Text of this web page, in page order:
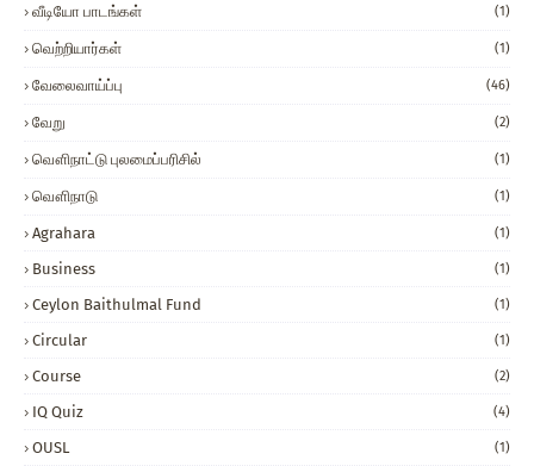
வீடியோ பாடங்கள் (1)
வெற்றியார்கள் (1)
வேலைவாய்ப்பு (46)
வேறு (2)
வௌிநாட்டு புலமைப்பரிசில் (1)
வௌிநாடு (1)
Agrahara (1)
Business (1)
Ceylon Baithulmal Fund (1)
Circular (1)
Course (2)
IQ Quiz (4)
OUSL (1)